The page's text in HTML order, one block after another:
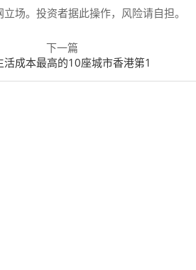
场。投资者据此操作，风险请自担。
下一篇
活成本最高的10座城市香港第1